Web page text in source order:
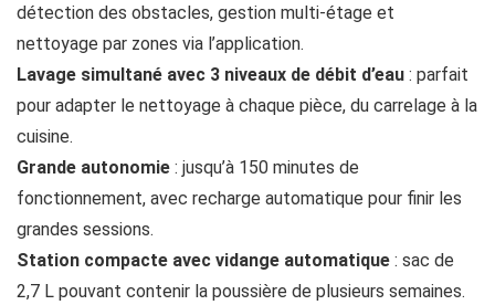
détection des obstacles, gestion multi-étage et
nettoyage par zones via l’application.
Lavage simultané avec 3 niveaux de débit d’eau : parfait
pour adapter le nettoyage à chaque pièce, du carrelage à la
cuisine.
Grande autonomie : jusqu’à 150 minutes de
fonctionnement, avec recharge automatique pour finir les
grandes sessions.
Station compacte avec vidange automatique : sac de
2,7 L pouvant contenir la poussière de plusieurs semaines.